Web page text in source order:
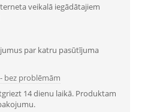
veikalā iegādātajiem
par katru pasūtījuma
bez problēmām
14 dienu laikā. Produktam